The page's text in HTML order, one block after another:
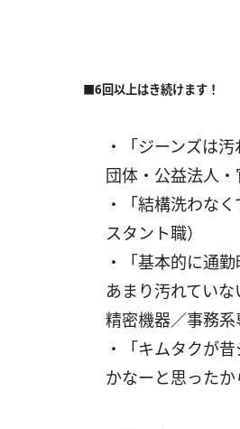
■6回以上はき続けます！
・「ジーンズは
団体・公益法人・
・「結構洗わな
スタント職）
・「基本的に通
あまり汚れてい
精密機器／事務系
・「キムタクが
かなーと思った